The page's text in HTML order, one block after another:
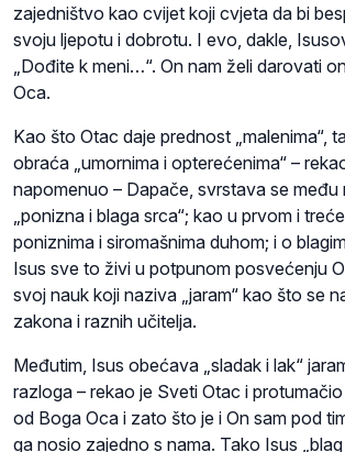
zajedništvo kao cvijet koji cvjeta da bi
svoju ljepotu i dobrotu. I evo, dakle,
„Dođite k meni…“. On nam želi darovati
Oca.
Kao što Otac daje prednost „malenima“,
obraća „umornima i opterećenima“ –
napomenuo – Dapače, svrstava se među
„ponizna i blaga srca“; kao u prvom i
poniznima i siromašnima duhom; i o
Isus sve to živi u potpunom posvećenju
svoj nauk koji naziva „jaram“ kao što se
zakona i raznih učitelja.
Međutim, Isus obećava „sladak i lak“
razloga – rekao je Sveti Otac i
od Boga Oca i zato što je i On sam pod
ga nosio zajedno s nama. Tako Isus „blag